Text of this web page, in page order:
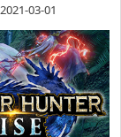
03-01